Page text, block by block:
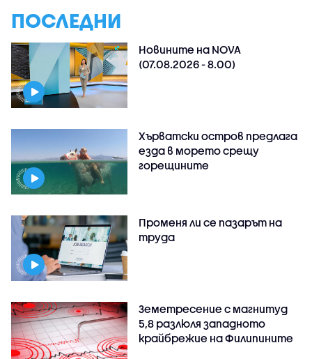
ПОСЛЕДНИ
Новините на NOVA
(07.08.2026 - 8.00)
Хърватски остров предлага
езда в морето срещу
горещините
Променя ли се пазарът на
труда
Земетресение с магнитуд
5,8 разлюля западното
крайбрежие на Филипините